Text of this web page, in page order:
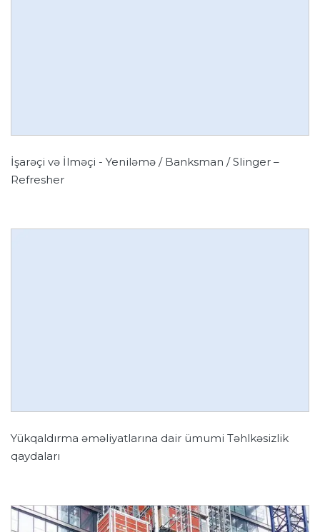
İşarəçi və İlməçi - Yeniləmə / Banksman / Slinger –
Refresher
Yükqaldırma əməliyatlarına dair ümumi Təhlkəsizlik
qaydaları